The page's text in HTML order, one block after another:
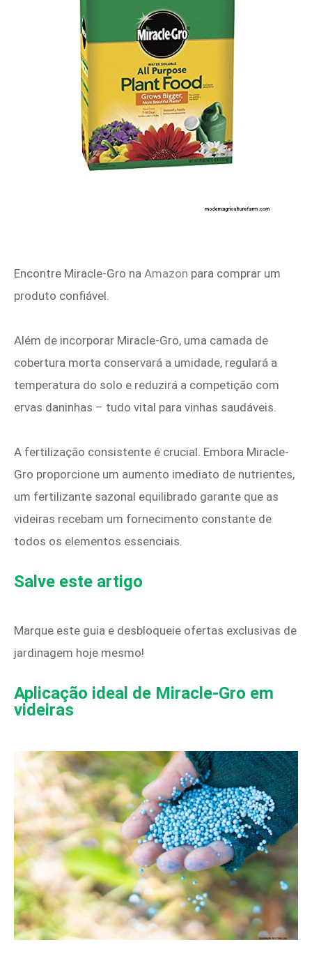
Encontre Miracle‑Gro na Amazon para comprar um
produto confiável.
Além de incorporar Miracle‑Gro, uma camada de
cobertura morta conservará a umidade, regulará a
temperatura do solo e reduzirá a competição com
ervas daninhas – tudo vital para vinhas saudáveis.
A fertilização consistente é crucial. Embora Miracle-
Gro proporcione um aumento imediato de nutrientes,
um fertilizante sazonal equilibrado garante que as
videiras recebam um fornecimento constante de
todos os elementos essenciais.
Salve este artigo
Marque este guia e desbloqueie ofertas exclusivas de
jardinagem hoje mesmo!
Aplicação ideal de Miracle‑Gro em
videiras